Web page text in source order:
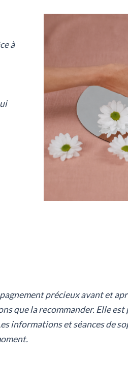
à
précieux avant et
que la recommander. Elle est
informations et séances de